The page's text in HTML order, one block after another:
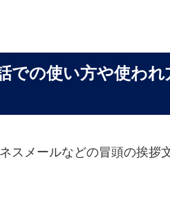
での使い方や使われ
スメールなどの冒頭の挨拶